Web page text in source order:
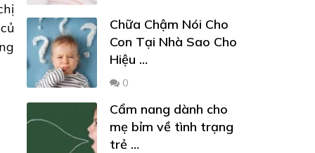
Chữa Chậm Nói Cho
Con Tại Nhà Sao Cho
Hiệu …
0
Cẩm nang dành cho
mẹ bỉm về tình trạng
trẻ …